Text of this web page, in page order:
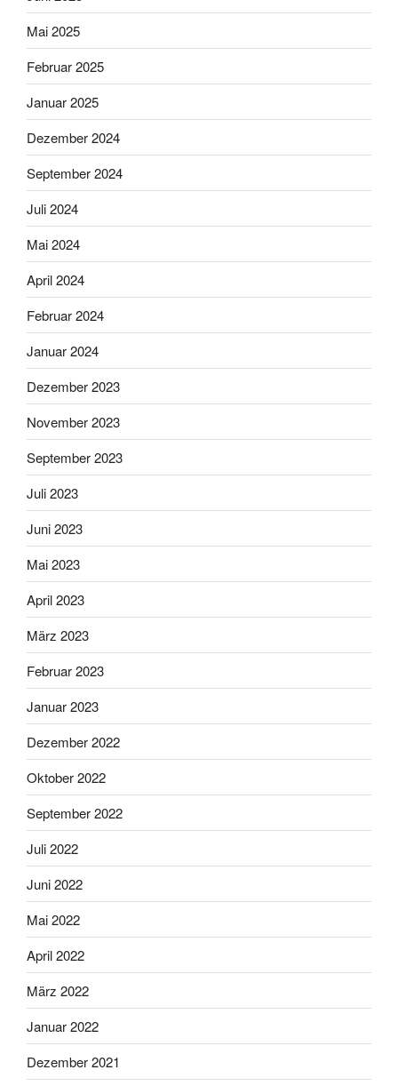
Mai 2025
Februar 2025
Januar 2025
Dezember 2024
September 2024
Juli 2024
Mai 2024
April 2024
Februar 2024
Januar 2024
Dezember 2023
November 2023
September 2023
Juli 2023
Juni 2023
Mai 2023
April 2023
März 2023
Februar 2023
Januar 2023
Dezember 2022
Oktober 2022
September 2022
Juli 2022
Juni 2022
Mai 2022
April 2022
März 2022
Januar 2022
Dezember 2021